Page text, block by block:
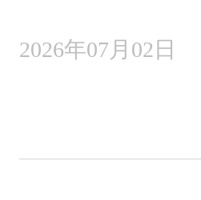
2026年07月02日